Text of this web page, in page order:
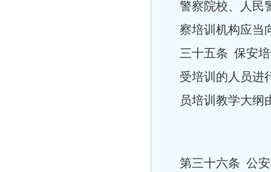
警察院校、人民
察培训机构应当
三十五条 保安
受培训的人员进
员培训教学大纲
第三十六条 公